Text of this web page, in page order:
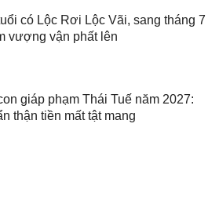
có Lộc Rơi Lộc Vãi, sang tháng 7
vượng vận phất lên
giáp phạm Thái Tuế năm 2027:
thận tiền mất tật mang